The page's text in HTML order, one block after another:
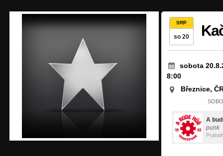
SRP
so 20
sobota
8:00
Březnice,
A
punk